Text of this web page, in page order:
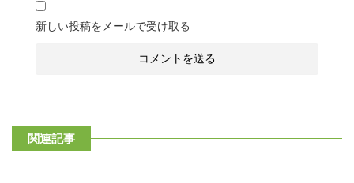
新しい投稿をメールで受け取る
関連記事